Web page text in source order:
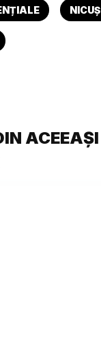
ACEEAȘI